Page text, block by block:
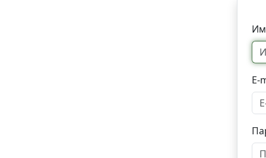
E-